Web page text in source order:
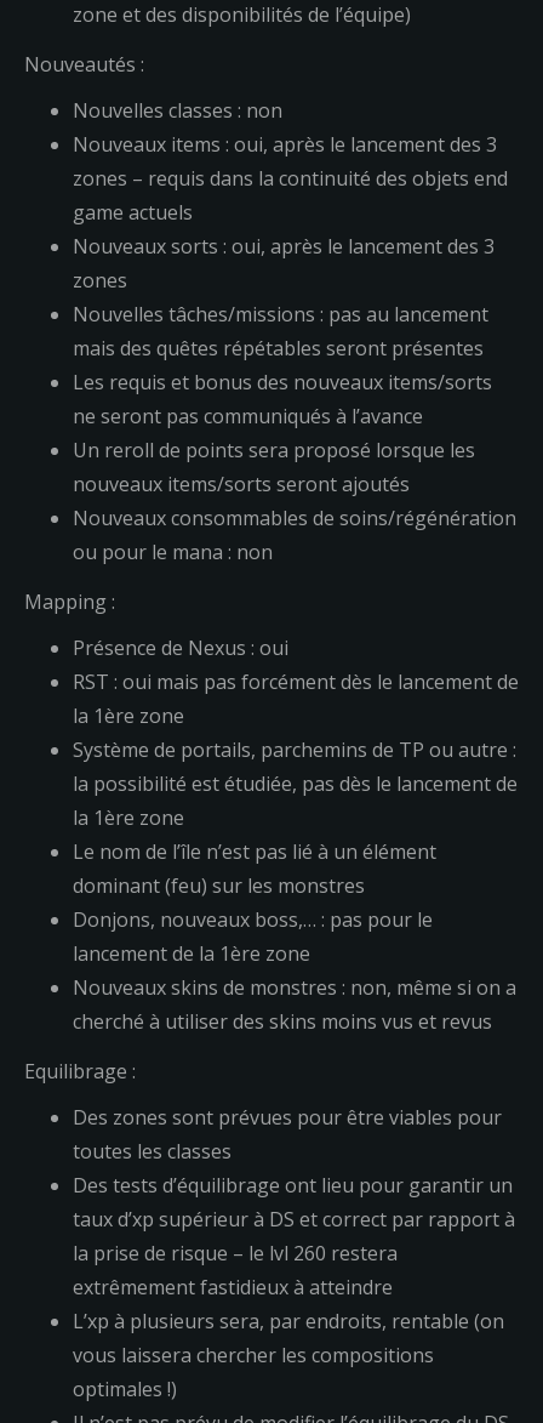
zone et des disponibilités de l’équipe)
Nouveautés :
Nouvelles classes : non
Nouveaux items : oui, après le lancement des 3
zones – requis dans la continuité des objets end
game actuels
Nouveaux sorts : oui, après le lancement des 3
zones
Nouvelles tâches/missions : pas au lancement
mais des quêtes répétables seront présentes
Les requis et bonus des nouveaux items/sorts
ne seront pas communiqués à l’avance
Un reroll de points sera proposé lorsque les
nouveaux items/sorts seront ajoutés
Nouveaux consommables de soins/régénération
ou pour le mana : non
Mapping :
Présence de Nexus : oui
RST : oui mais pas forcément dès le lancement de
la 1ère zone
Système de portails, parchemins de TP ou autre :
la possibilité est étudiée, pas dès le lancement de
la 1ère zone
Le nom de l’île n’est pas lié à un élément
dominant (feu) sur les monstres
Donjons, nouveaux boss,… : pas pour le
lancement de la 1ère zone
Nouveaux skins de monstres : non, même si on a
cherché à utiliser des skins moins vus et revus
Equilibrage :
Des zones sont prévues pour être viables pour
toutes les classes
Des tests d’équilibrage ont lieu pour garantir un
taux d’xp supérieur à DS et correct par rapport à
la prise de risque – le lvl 260 restera
extrêmement fastidieux à atteindre
L’xp à plusieurs sera, par endroits, rentable (on
vous laissera chercher les compositions
optimales !)